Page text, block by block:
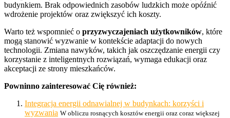
budynkiem. Brak odpowiednich zasobów ludzkich może opóźnić
wdrożenie projektów oraz zwiększyć ich koszty.
Warto też wspomnieć o przyzwyczajeniach użytkowników, które
mogą stanowić wyzwanie w kontekście adaptacji do nowych
technologii. Zmiana nawyków, takich jak oszczędzanie energii czy
korzystanie z inteligentnych rozwiązań, wymaga edukacji oraz
akceptacji ze strony mieszkańców.
Powninno zainteresować Cię również:
Integracja energii odnawialnej w budynkach: korzyści i
wyzwania W obliczu rosnących kosztów energii oraz coraz większej